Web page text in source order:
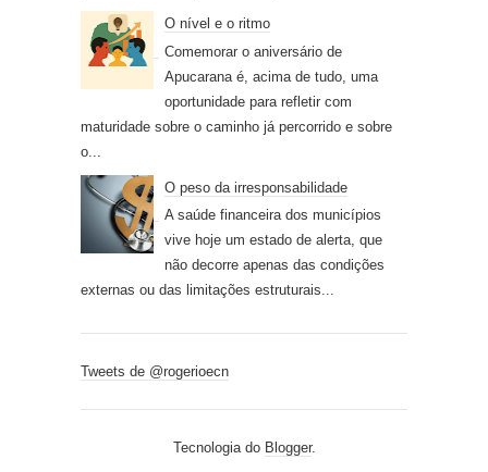
O nível e o ritmo
Comemorar o aniversário de
Apucarana é, acima de tudo, uma
oportunidade para refletir com
maturidade sobre o caminho já percorrido e sobre
o...
O peso da irresponsabilidade
A saúde financeira dos municípios
vive hoje um estado de alerta, que
não decorre apenas das condições
externas ou das limitações estruturais...
Tweets de @rogerioecn
Tecnologia do Blogger.